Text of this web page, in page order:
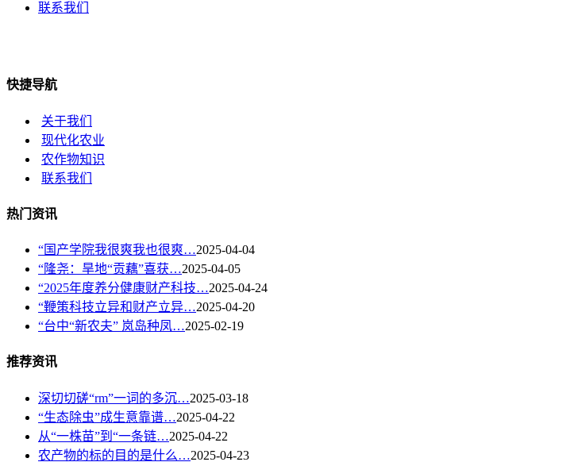
联系我们
快捷导航
关于我们
现代化农业
农作物知识
联系我们
热门资讯
“国产学院我很爽我也很爽…2025-04-04
“隆尧：旱地“贡藕”喜获…2025-04-05
“2025年度养分健康财产科技…2025-04-24
“鞭策科技立异和财产立异…2025-04-20
“台中“新农夫” 岚岛种凤…2025-02-19
推荐资讯
深切切磋“rm”一词的多沉…2025-03-18
“生态除虫”成生意靠谱…2025-04-22
从“一株苗”到“一条链…2025-04-22
农产物的标的目的是什么…2025-04-23